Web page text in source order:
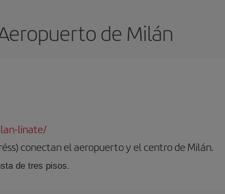
de Milán
linate/
conectan el aeropuerto y el centro de Milán.
de tres pisos.